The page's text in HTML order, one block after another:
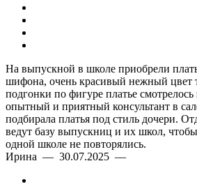
На выпускной в школе приобрели
шифона, очень красивый нежный цвет
подгонки по фигуре платье
опытный и приятный консультант в
подбирала платья под стиль дочери.
ведут базу выпускниц и их школ,
одной школе не повторялись.
Ирина — 30.07.2025 —